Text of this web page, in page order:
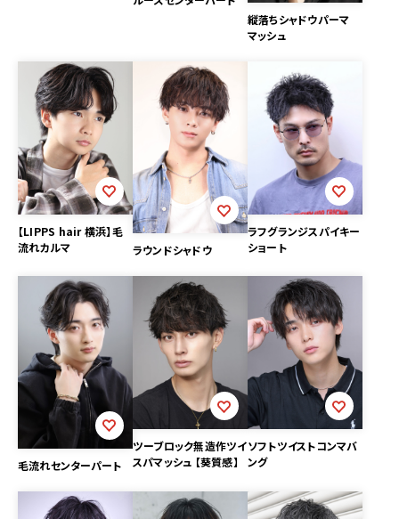
縦落ちシャドウパーマ
マッシュ
【LIPPS hair 横浜】毛
流れカルマ
ラウンドシャドウ
ラフグランジスパイキー
ショート
毛流れセンターパート
ツーブロック無造作ツイ
スパマッシュ 【葵質感】
ソフトツイストコンマバ
ング